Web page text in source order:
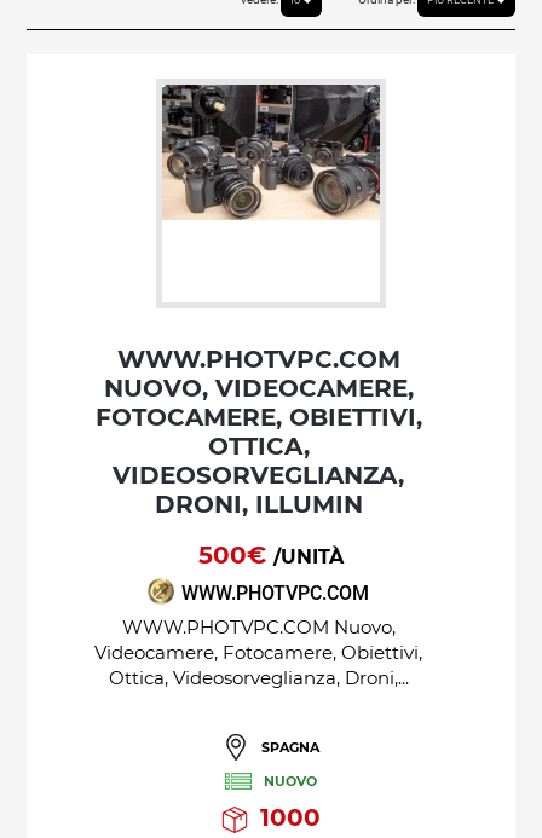
WWW.PHOTVPC.COM
NUOVO, VIDEOCAMERE,
FOTOCAMERE, OBIETTIVI,
OTTICA,
VIDEOSORVEGLIANZA,
DRONI, ILLUMIN
500€ /UNITÀ
WWW.PHOTVPC.COM
WWW.PHOTVPC.COM Nuovo,
Videocamere, Fotocamere, Obiettivi,
Ottica, Videosorveglianza, Droni,...
SPAGNA
NUOVO
1000